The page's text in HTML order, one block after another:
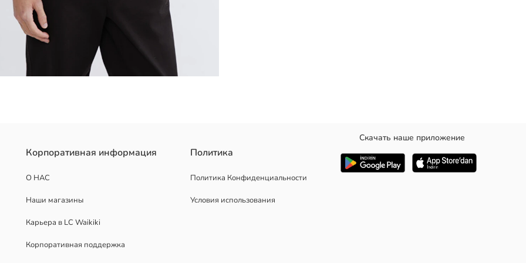
Корпоративная информация
О НАС
Наши магазины
Карьера в LC Waikiki
Корпоративная поддержка
Политика
Политика Конфиденциальности
Условия использования
Скачать наше приложение